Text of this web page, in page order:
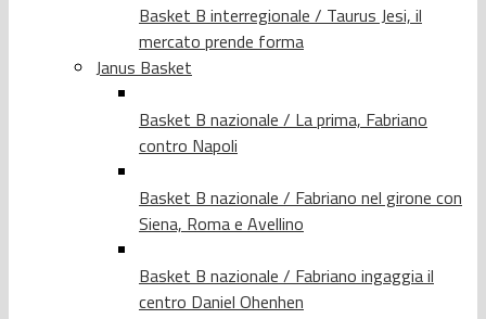
Basket B interregionale / Taurus Jesi, il
mercato prende forma
Janus Basket
Basket B nazionale / La prima, Fabriano
contro Napoli
Basket B nazionale / Fabriano nel girone con
Siena, Roma e Avellino
Basket B nazionale / Fabriano ingaggia il
centro Daniel Ohenhen